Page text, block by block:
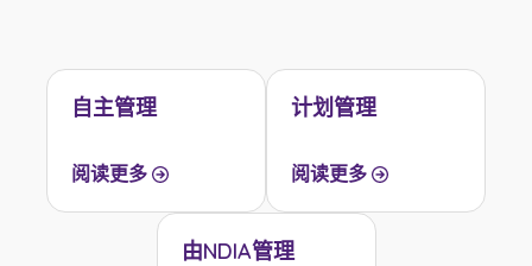
自主管理
阅读更多
计划管理
阅读更多
由NDIA管理